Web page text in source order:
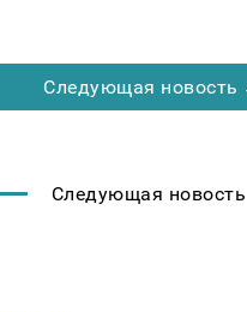
Следующая новость
Следующая новость